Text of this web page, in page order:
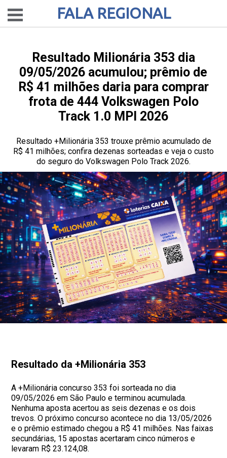
FALA REGIONAL
Resultado Milionária 353 dia
09/05/2026 acumulou; prêmio de
R$ 41 milhões daria para comprar
frota de 444 Volkswagen Polo
Track 1.0 MPI 2026
Resultado +Milionária 353 trouxe prêmio acumulado de
R$ 41 milhões; confira dezenas sorteadas e veja o custo
do seguro do Volkswagen Polo Track 2026.
Resultado da +Milionária 353
A +Milionária concurso 353 foi sorteada no dia
09/05/2026 em São Paulo e terminou acumulada.
Nenhuma aposta acertou as seis dezenas e os dois
trevos. O próximo concurso acontece no dia 13/05/2026
e o prêmio estimado chegou a R$ 41 milhões. Nas faixas
secundárias, 15 apostas acertaram cinco números e
levaram R$ 23.124,08.